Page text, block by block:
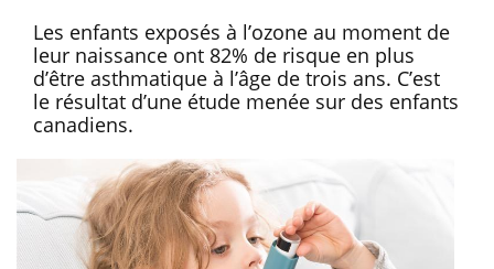
Les enfants exposés à l’ozone au moment de
leur naissance ont 82% de risque en plus
d’être asthmatique à l’âge de trois ans. C’est
le résultat d’une étude menée sur des enfants
canadiens.